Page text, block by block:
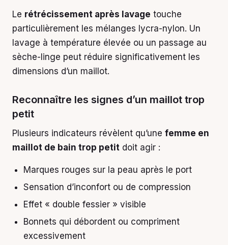
Le rétrécissement après lavage touche
particulièrement les mélanges lycra-nylon. Un
lavage à température élevée ou un passage au
sèche-linge peut réduire significativement les
dimensions d’un maillot.
Reconnaître les signes d’un maillot trop
petit
Plusieurs indicateurs révèlent qu’une femme en
maillot de bain trop petit doit agir :
Marques rouges sur la peau après le port
Sensation d’inconfort ou de compression
Effet « double fessier » visible
Bonnets qui débordent ou compriment
excessivement